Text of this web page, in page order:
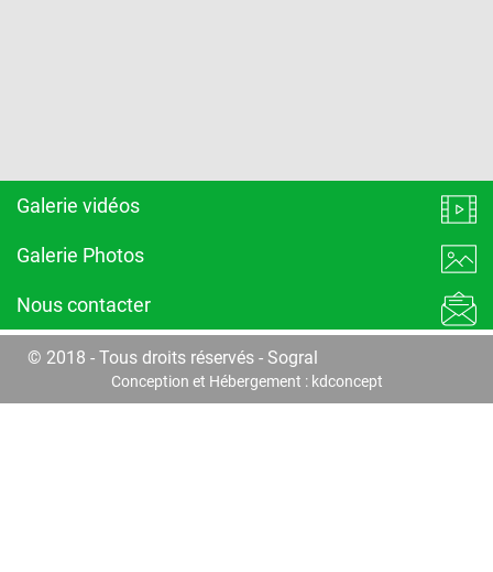
Galerie vidéos
Galerie Photos
Nous contacter
© 2018 - Tous droits réservés - Sogral
Conception et Hébergement : kdconcept